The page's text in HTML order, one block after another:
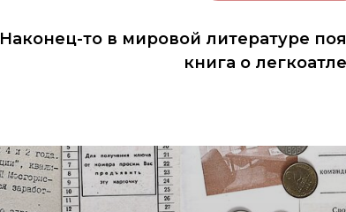
Наконец-то в мировой литературе
книга о